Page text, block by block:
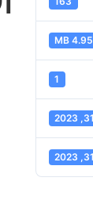
4.95 MB
1